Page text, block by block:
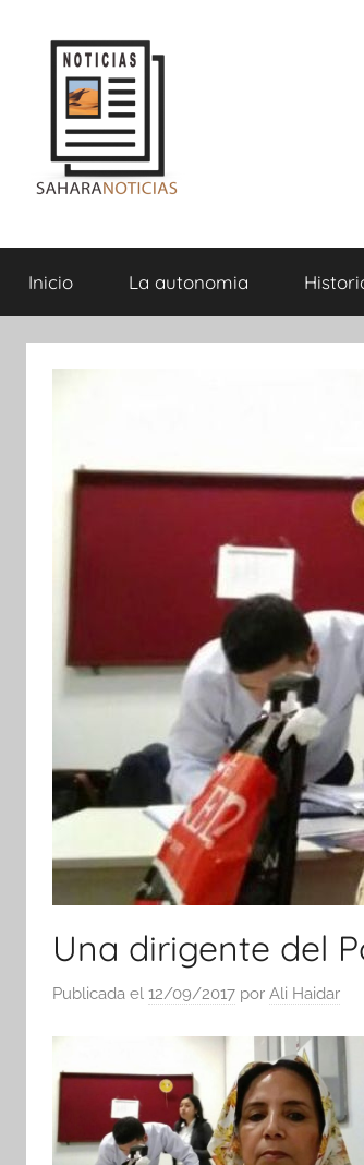
contenido
Sahara
Noticias
Inicio La autonomia
Una dirigente del
Publicada el 12/09/2017 por Ali Haidar